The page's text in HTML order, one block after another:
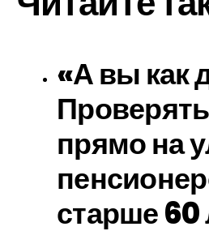
«А вы как
прямо на
старше 60